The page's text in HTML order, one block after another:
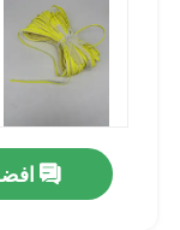
المنتجات
جولة في المعمل